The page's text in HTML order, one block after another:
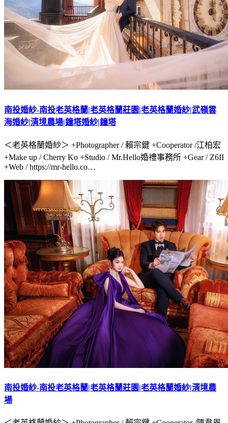
南投婚紗-南投老英格蘭|老英格蘭莊園|老英格蘭婚紗|武嶺雲
海婚紗|清境農場|鐘塔婚紗|鐘塔
＜老英格蘭婚紗＞ +Photographer / 賴宗鍵 +Cooperator /江柏宏
+Make up / Cherry Ko +Studio / Mr.Hello婚禮事務所 +Gear / Z6II
+Web / https://mr-hello.co…
南投婚紗-南投老英格蘭|老英格蘭莊園|老英格蘭婚紗|清境農
場